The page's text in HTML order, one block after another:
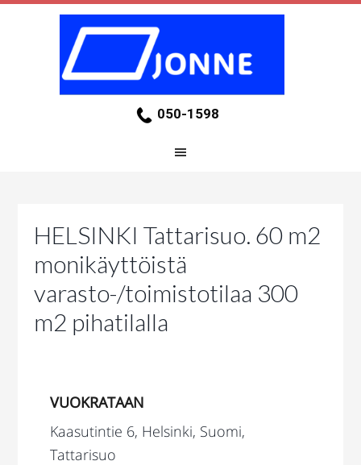
050-1598
HELSINKI Tattarisuo. 60 m2
monikäyttöistä
varasto-/toimistotilaa 300
m2 pihatilalla
VUOKRATAAN
Kaasutintie 6, Helsinki, Suomi,
Tattarisuo